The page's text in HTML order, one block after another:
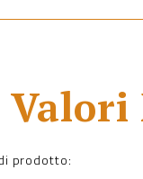
prodotto: